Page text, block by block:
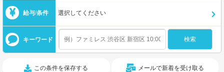
給与/条件 選択してください
キーワード
この条件を保存する メールで新着を受け取る